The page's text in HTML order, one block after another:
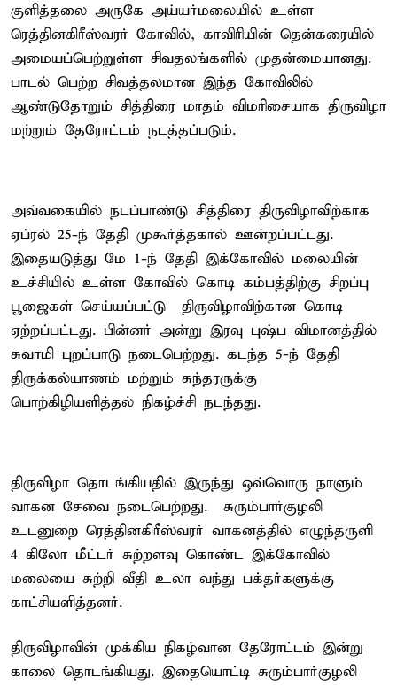
குளித்தலை அருகே அய்யர்மலையில் உள்ள
ரெத்தினகிரீஸ்வரர் கோவில், காவிரியின் தென்கரையில்
அமையப்பெற்றுள்ள சிவதலங்களில் முதன்மையானது.
பாடல் பெற்ற சிவத்தலமான இந்த கோவிலில்
ஆண்டுதோறும் சித்திரை மாதம் விமரிசையாக திருவிழா
மற்றும் தேரோட்டம் நடத்தப்படும்.
அவ்வகையில் நடப்பாண்டு சித்திரை திருவிழாவிற்காக
ஏப்ரல் 25-ந் தேதி முகூர்த்தகால் ஊன்றப்பட்டது.
இதையடுத்து மே 1-ந் தேதி இக்கோவில் மலையின்
உச்சியில் உள்ள கோவில் கொடி கம்பத்திற்கு சிறப்பு
பூஜைகள் செய்யப்பட்டு திருவிழாவிற்கான கொடி
ஏற்றப்பட்டது. பின்னர் அன்று இரவு புஷ்ப விமானத்தில்
சுவாமி புறப்பாடு நடைபெற்றது. கடந்த 5-ந் தேதி
திருக்கல்யாணம் மற்றும் சுந்தரருக்கு
பொற்கிழியளித்தல் நிகழ்ச்சி நடந்தது.
திருவிழா தொடங்கியதில் இருந்து ஒவ்வொரு நாளும்
வாகன சேவை நடைபெற்றது. சுரும்பார்குழலி
உடனுறை ரெத்தினகிரீஸ்வரர் வாகனத்தில் எழுந்தருளி
4 கிலோ மீட்டர் சுற்றளவு கொண்ட இக்கோவில்
மலையை சுற்றி வீதி உலா வந்து பக்தர்களுக்கு
காட்சியளித்தனர்.
திருவிழாவின் முக்கிய நிகழ்வான தேரோட்டம் இன்று
காலை தொடங்கியது. இதையொட்டி சுரும்பார்குழலி